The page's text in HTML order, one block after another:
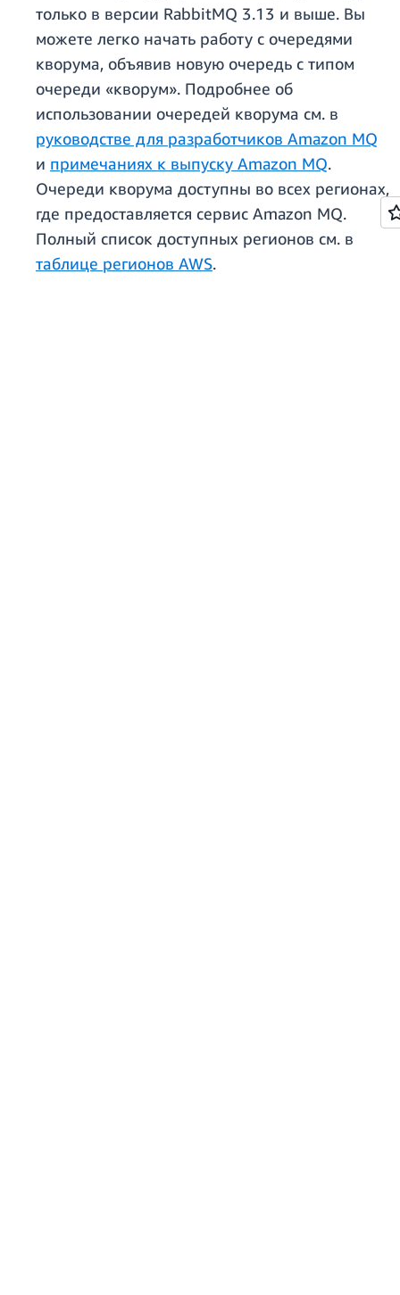
только в версии RabbitMQ 3.13 и выше. Вы
можете легко начать работу с очередями
кворума, объявив новую очередь с типом
очереди «кворум». Подробнее об
использовании очередей кворума см. в
руководстве для разработчиков Amazon MQ
и примечаниях к выпуску Amazon MQ.
Очереди кворума доступны во всех регионах,
где предоставляется сервис Amazon MQ.
Полный список доступных регионов см. в
таблице регионов AWS.